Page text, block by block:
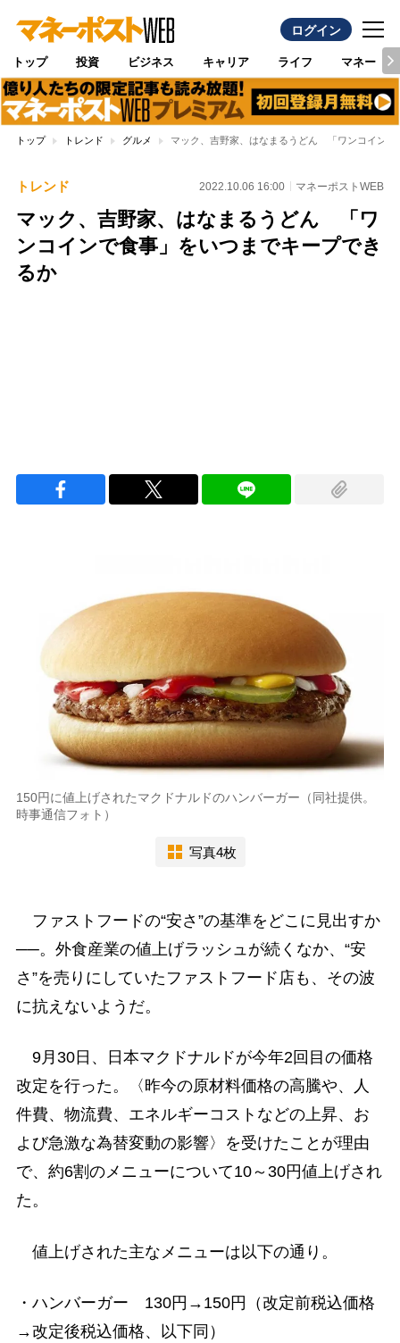
ログイン
トップ 投資 ビジネス キャリア ライフ マネー
トップ トレンド グルメ マック、吉野家、はなまるうどん 「ワンコインで
トレンド 2022.10.06 16:00 マネーポストWEB
マック、吉野家、はなまるうどん 「ワ
ンコインで食事」をいつまでキープでき
るか
150円に値上げされたマクドナルドのハンバーガー（同社提供。
時事通信フォト）
写真4枚
ファストフードの“安さ”の基準をどこに見出すか
──。外食産業の値上げラッシュが続くなか、“安
さ”を売りにしていたファストフード店も、その波
に抗えないようだ。
9月30日、日本マクドナルドが今年2回目の価格
改定を行った。〈昨今の原材料価格の高騰や、人
件費、物流費、エネルギーコストなどの上昇、お
よび急激な為替変動の影響〉を受けたことが理由
で、約6割のメニューについて10～30円値上げされ
た。
値上げされた主なメニューは以下の通り。
・ハンバーガー 130円→150円（改定前税込価格
→改定後税込価格、以下同）